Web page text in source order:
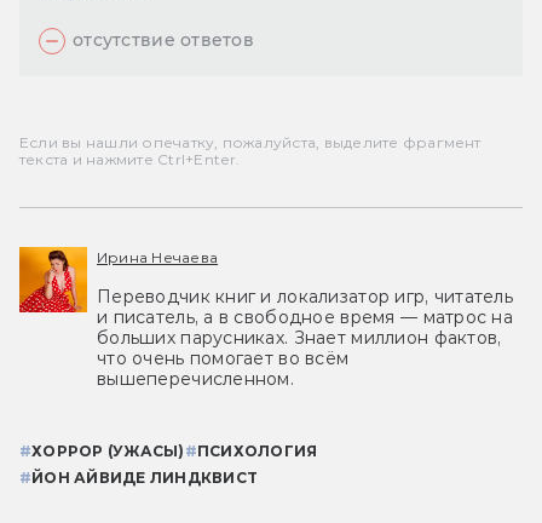
отсутствие ответов
Если вы нашли опечатку, пожалуйста, выделите фрагмент
текста и нажмите Ctrl+Enter.
Ирина Нечаева
Переводчик книг и локализатор игр, читатель
и писатель, а в свободное время — матрос на
больших парусниках. Знает миллион фактов,
что очень помогает во всём
вышеперечисленном.
#ХОРРОР (УЖАСЫ) #ПСИХОЛОГИЯ
#ЙОН АЙВИДЕ ЛИНДКВИСТ